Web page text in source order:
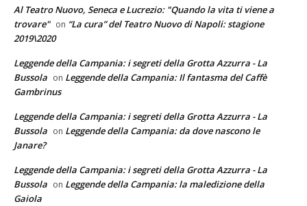
Al Teatro Nuovo, Seneca e Lucrezio: "Quando la vita ti viene a
trovare" on “La cura” del Teatro Nuovo di Napoli: stagione
2019\2020
Leggende della Campania: i segreti della Grotta Azzurra - La
Bussola on Leggende della Campania: Il fantasma del Caffè
Gambrinus
Leggende della Campania: i segreti della Grotta Azzurra - La
Bussola on Leggende della Campania: da dove nascono le
Janare?
Leggende della Campania: i segreti della Grotta Azzurra - La
Bussola on Leggende della Campania: la maledizione della
Gaiola